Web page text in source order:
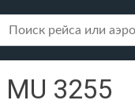
MU 3255